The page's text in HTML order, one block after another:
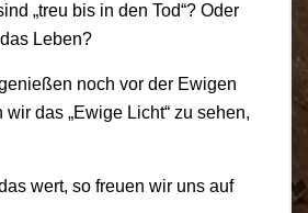
„treu bis in den Tod“? Oder
Leben?
noch vor der Ewigen
das „Ewige Licht“ zu sehen,
wert, so freuen wir uns auf